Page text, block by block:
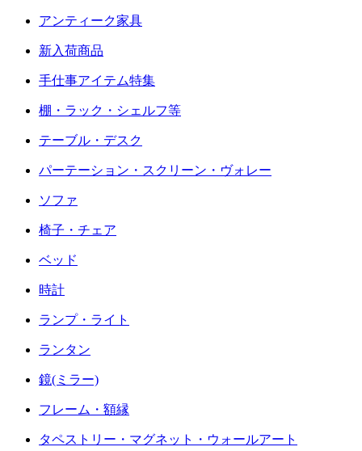
アンティーク家具
新入荷商品
手仕事アイテム特集
棚・ラック・シェルフ等
テーブル・デスク
パーテーション・スクリーン・ヴォレー
ソファ
椅子・チェア
ベッド
時計
ランプ・ライト
ランタン
鏡(ミラー)
フレーム・額縁
タペストリー・マグネット・ウォールアート